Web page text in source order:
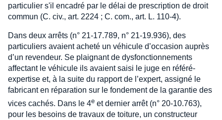
particulier s'il encadré par le délai de prescription de droit
commun (C. civ., art. 2224 ; C. com., art. L. 110-4).
Dans deux arrêts (n° 21-17.789, n° 21-19.936), des
particuliers avaient acheté un véhicule d’occasion auprès
d’un revendeur. Se plaignant de dysfonctionnements
affectant le véhicule ils avaient saisi le juge en référé-
expertise et, à la suite du rapport de l’expert, assigné le
fabricant en réparation sur le fondement de la garantie des
vices cachés. Dans le 4e et dernier arrêt (n° 20-10.763),
pour les besoins de travaux de toiture, un constructeur